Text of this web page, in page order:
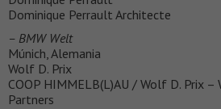
Dominique Perrault Architecte
– BMW Welt
Múnich, Alemania
Wolf D. Prix
COOP HIMMELB(L)AU / Wolf D. Prix
Partners